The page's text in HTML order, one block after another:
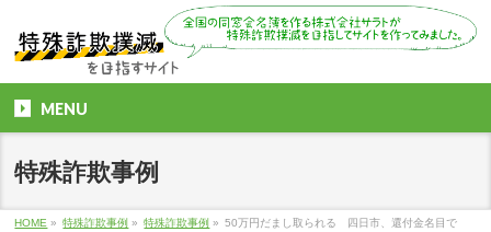
MENU
特殊詐欺事例
HOME » 特殊詐欺事例 » 特殊詐欺事例 » 50万円だまし取られる 四日市、還付金名目で